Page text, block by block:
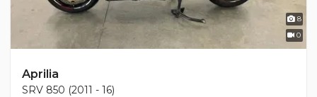
8
0
Aprilia
SRV 850 (2011 - 16)